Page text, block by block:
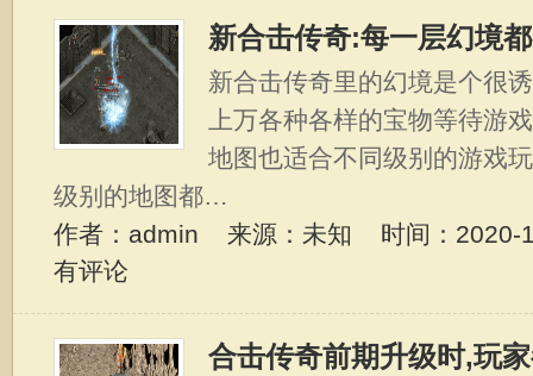
新合击传奇:每一层幻境
新合击传奇里的幻境是个很
上万各种各样的宝物等待游
地图也适合不同级别的游戏
级别的地图都…
作者：admin 来源：未知 时间：
有评论
合击传奇前期升级时,玩